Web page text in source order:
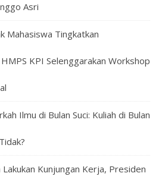
Asri
Mahasiswa Tingkatkan
KPI Selenggarakan Workshop
Ilmu di Bulan Suci: Kuliah di Bulan
Lakukan Kunjungan Kerja, Presiden